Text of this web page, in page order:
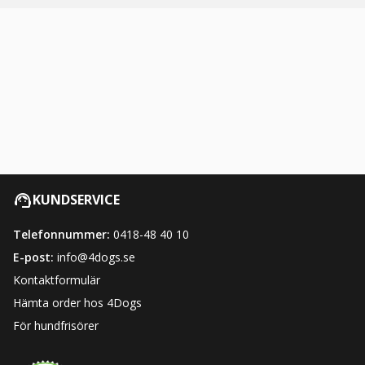
KUNDSERVICE
Telefonnummer: 0418-48 40 10
E-post: info@4dogs.se
Kontaktformulär
Hämta order hos 4Dogs
För hundfrisörer